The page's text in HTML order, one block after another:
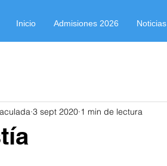
Inicio Admisiones 2026 Noticias
3 sept 2020 1 min de lectura